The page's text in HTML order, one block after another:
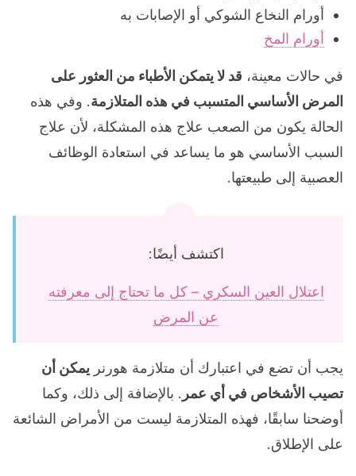
أورام النخاع الشوكي أو الإصابات به
أورام المخ
في حالات معينة، قد لا يتمكن الأطباء من العثور على
المرض الأساسي المتسبب في هذه المتلازمة. وفي هذه
الحالة يكون من الصعب علاج هذه المشكلة، لأن علاج
السبب الأساسي هو ما يساعد في استعادة الوظائف
العصبية إلى طبيعتها.
اكتشف أيضًا:
اعتلال العين السكري – كل ما تحتاج إلى معرفته
عن المرض
يجب أن تضع في اعتبارك أن متلازمة هورنر يمكن أن
تصيب الأشخاص في أي عمر . بالإضافة إلى ذلك، وكما
أوضحنا سابقًا، فهذه المتلازمة ليست من الأمراض الشائعة
على الإطلاق.